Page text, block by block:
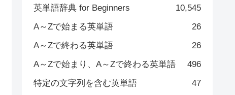
英単語辞典 for Beginners
10,545
A～Zで始まる英単語
26
A～Zで終わる英単語
26
A～Zで始まり、A～Zで終わる英単語
496
特定の文字列を含む英単語
47